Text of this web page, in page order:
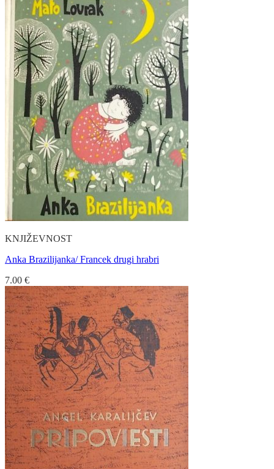
KNJIŽEVNOST
Anka Brazilijanka/ Francek drugi hrabri
7.00 €